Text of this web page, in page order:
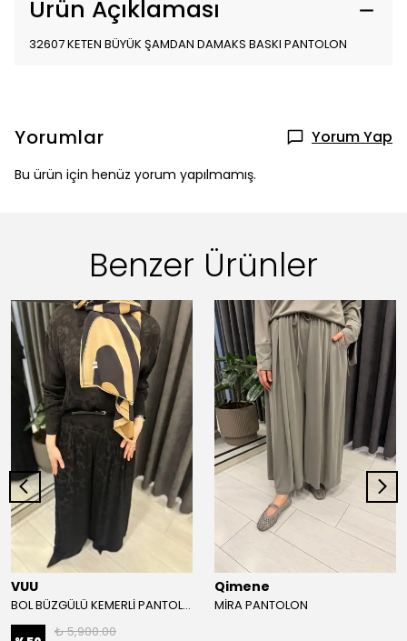
Ürün Açıklaması
32607 KETEN BÜYÜK ŞAMDAN DAMAKS BASKI PANTOLON
Yorumlar Yorum Yap
Bu ürün için henüz yorum yapılmamış.
Benzer Ürünler
VUU
BOL BÜZGÜLÜ KEMERLİ PANTOLON
₺ 5,900.00
Qimene
MİRA PANTOLON